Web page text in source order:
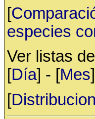
[
especies
Ver listas
[Día] - [Mes
[